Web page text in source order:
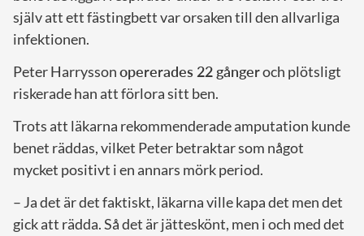
själv att ett fästingbett var orsaken till den allvarliga
infektionen.
Peter Harryssonopererades 22 gångeroch plötsligt
riskerade han att förlora sitt ben.
Trots att läkarna rekommenderade amputation kunde
benet räddas, vilket Peter betraktar som något
mycket positivt i en annars mörk period.
– Ja det är det faktiskt, läkarna ville kapa det men det
gick att rädda. Så det är jätteskönt, men i och med det